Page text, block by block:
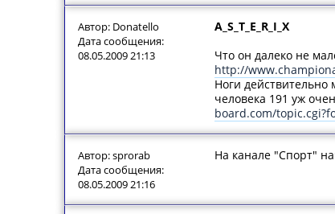
Автор: Donatello
Дата сообщения:
08.05.2009 21:13
A_S_T_E_R_I_X
Что он далеко не
http://
Ноги действительно
человека 191 уж
board.com/
Автор: sprorab
Дата сообщения:
08.05.2009 21:16
На канале "Спорт"